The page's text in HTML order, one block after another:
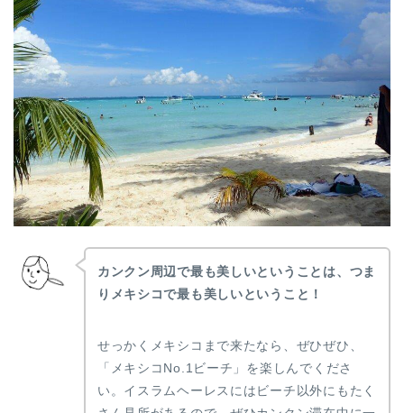
カンクン周辺で最も美しいということは、つま
りメキシコで最も美しいということ！
せっかくメキシコまで来たなら、ぜひぜひ、
「メキシコNo.1ビーチ」を楽しんでくださ
い。イスラムヘーレスにはビーチ以外にもたく